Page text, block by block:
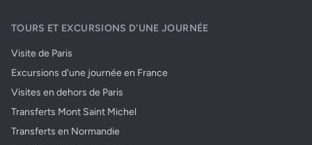
TOURS ET EXCURSIONS D'UNE JOURNÉE
Visite de Paris
Excursions d'une journée en France
Visites en dehors de Paris
Transferts Mont Saint Michel
Transferts en Normandie